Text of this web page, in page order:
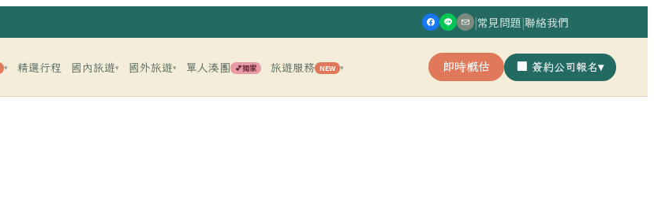
|常見問題|聯絡我們
▾ 精選行程 國內旅遊▾ 國外旅遊▾ 單人湊團 💕獨家 旅遊服務 NEW ▾ 即時概估 🏢 簽約公司報名▾